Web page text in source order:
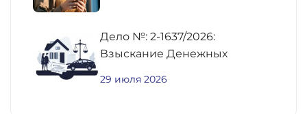
Дело №: 2-1637/2026:
Взыскание Денежных
29 июля 2026